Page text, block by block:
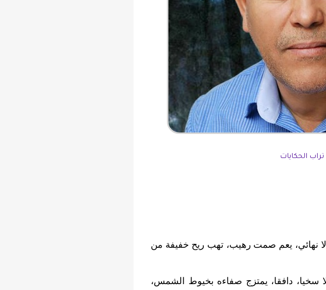
تراب الحكايات
لا نهائي، يعم صمت رهيب، تهب ريح خفيفة من
سخيا، دافقا، يمتزج صفاءه بخيوط الشمس،